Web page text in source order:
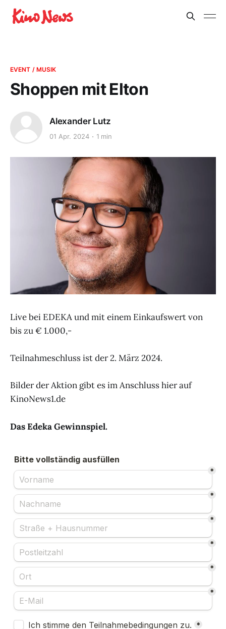
EVENT / MUSIK
Shoppen mit Elton
Alexander Lutz
01 Apr. 2024 1 min
Live bei EDEKA und mit einem Einkaufswert von
bis zu € 1.000,-
Teilnahmeschluss ist der 2. März 2024.
Bilder der Aktion gibt es im Anschluss hier auf
KinoNews1.de
Das Edeka Gewinnspiel.